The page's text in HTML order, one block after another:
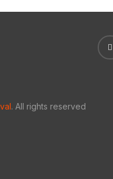
. All rights reserved